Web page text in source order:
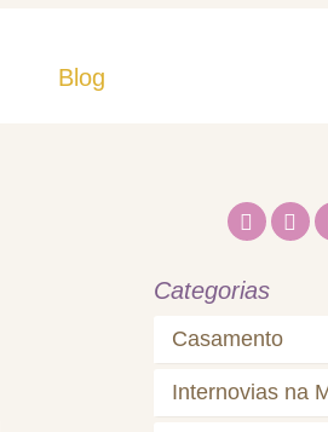
Blog
Categorias
Casamento
Internovias na